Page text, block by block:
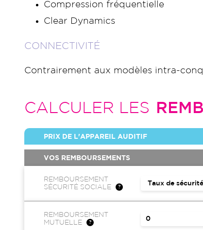
Compression fréquentielle
Clear Dynamics
CONNECTIVITÉ
Contrairement aux modèles intra-
CALCULER LES
PRIX DE L'APPAREIL AUDITIF
VOS REMBOURSEMENTS
REMBOURSEMENT
SÉCURITÉ SOCIALE
REMBOURSEMENT
MUTUELLE